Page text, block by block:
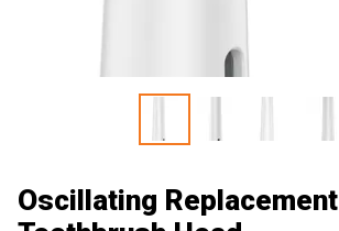
Oscillating Replacement